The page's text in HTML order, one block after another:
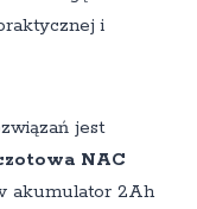
i
jest
NAC
akumulator 2Ah